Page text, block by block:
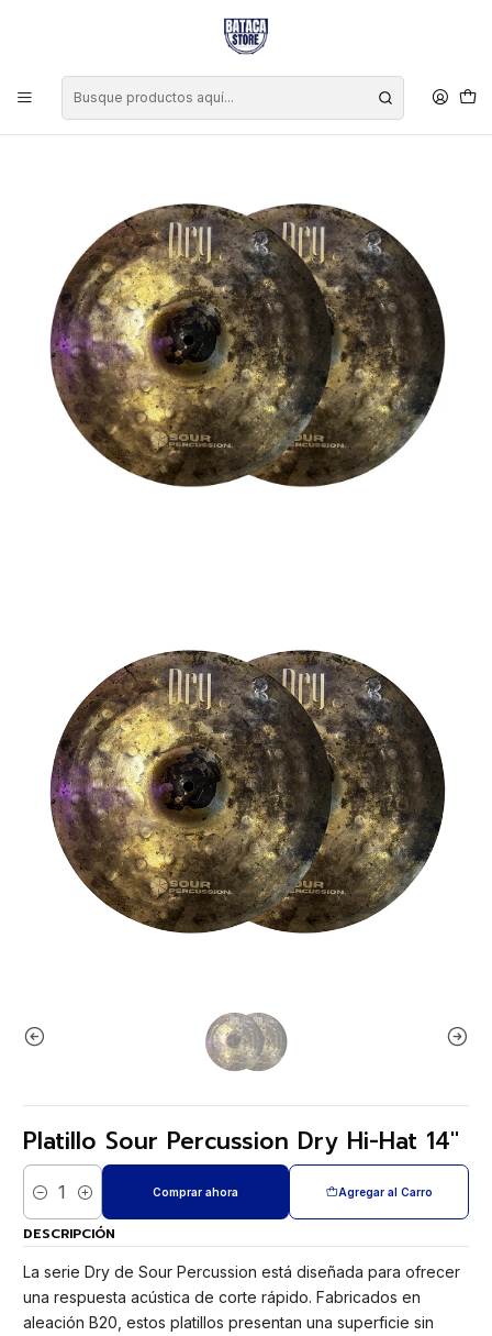
Marcas Sour Percussion
Platillo Sour Percussion Dry Hi-Hat 14"
Platillo Sour Percussion Dry Hi-Hat 14"
Cantidad
Agregar al Carro
Comprar ahora
DESCRIPCIÓN
La serie Dry de Sour Percussion está diseñada para ofrecer
una respuesta acústica de corte rápido. Fabricados en
aleación B20, estos platillos presentan una superficie sin